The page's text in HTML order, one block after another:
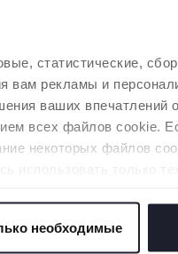
статистические,
вам рекламы и
ваших впечатлений
всех файлов cookie.
некоторых файлов
необходимые
Ложка Baby's